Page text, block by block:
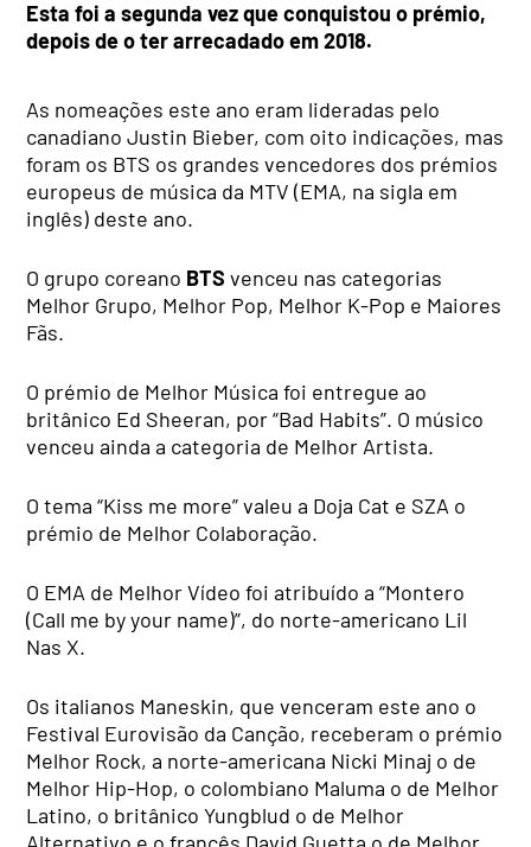
Esta foi a segunda vez que conquistou o prémio,
depois de o ter arrecadado em 2018.
As nomeações este ano eram lideradas pelo
canadiano Justin Bieber, com oito indicações, mas
foram os BTS os grandes vencedores dos prémios
europeus de música da MTV (EMA, na sigla em
inglês) deste ano.
O grupo coreano BTS venceu nas categorias
Melhor Grupo, Melhor Pop, Melhor K-Pop e Maiores
Fãs.
O prémio de Melhor Música foi entregue ao
britânico Ed Sheeran, por “Bad Habits”. O músico
venceu ainda a categoria de Melhor Artista.
O tema “Kiss me more” valeu a Doja Cat e SZA o
prémio de Melhor Colaboração.
O EMA de Melhor Vídeo foi atribuído a “Montero
(Call me by your name)”, do norte-americano Lil
Nas X.
Os italianos Maneskin, que venceram este ano o
Festival Eurovisão da Canção, receberam o prémio
Melhor Rock, a norte-americana Nicki Minaj o de
Melhor Hip-Hop, o colombiano Maluma o de Melhor
Latino, o britânico Yungblud o de Melhor